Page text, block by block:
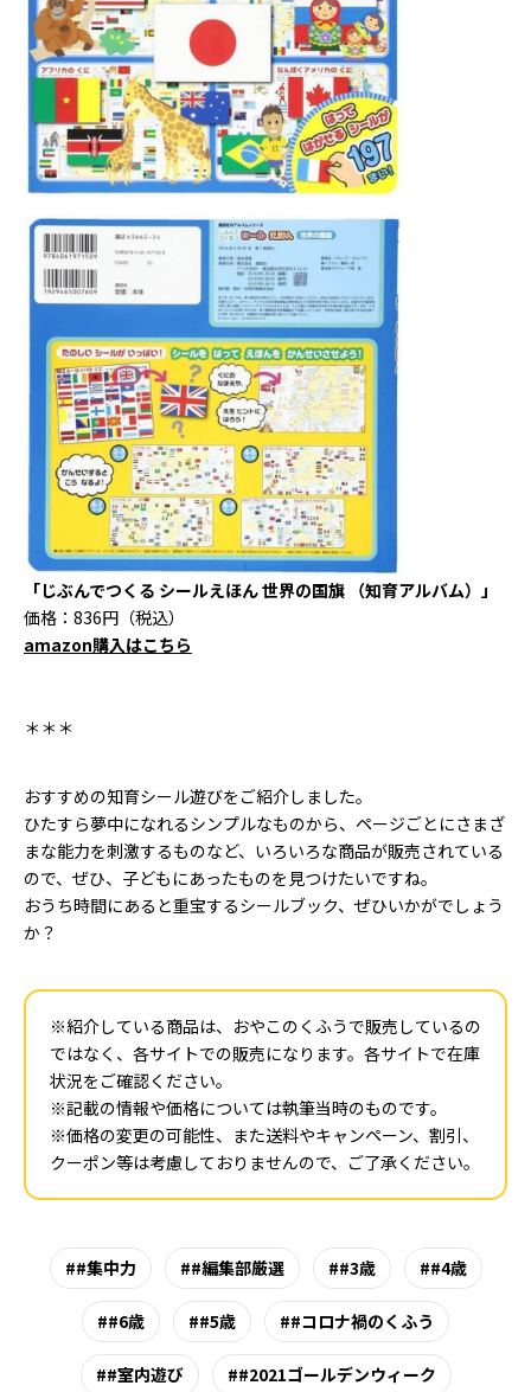
「じぶんでつくる シールえほん 世界の国旗 （知育アルバム）」
価格：836円（税込）
amazon購入はこちら
＊＊＊
おすすめの知育シール遊びをご紹介しました。
ひたすら夢中になれるシンプルなものから、ページごとにさまざ
まな能力を刺激するものなど、いろいろな商品が販売されている
ので、ぜひ、子どもにあったものを見つけたいですね。
おうち時間にあると重宝するシールブック、ぜひいかがでしょう
か？
※紹介している商品は、おやこのくふうで販売しているの
ではなく、各サイトでの販売になります。各サイトで在庫
状況をご確認ください。
※記載の情報や価格については執筆当時のものです。
※価格の変更の可能性、また送料やキャンペーン、割引、
クーポン等は考慮しておりませんので、ご了承ください。
#集中力 #編集部厳選 #3歳 #4歳
#6歳 #5歳 #コロナ禍のくふう
#室内遊び #2021ゴールデンウィーク